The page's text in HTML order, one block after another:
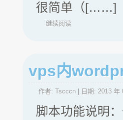
很简单（[……]
继续阅读
vps内
作者: Tscccn | 日期: 2013 年
脚本功能说明